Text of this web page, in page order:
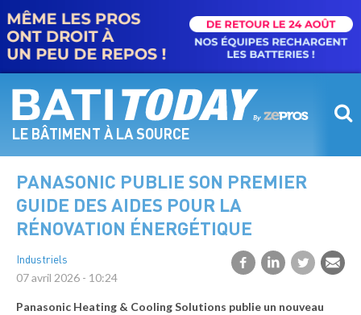
contenu
principal
LE BÂTIMENT À LA SOURCE
PANASONIC PUBLIE SON PREMIER
GUIDE DES AIDES POUR LA
RÉNOVATION ÉNERGÉTIQUE
Industriels
07 avril 2026 - 10:24
Panasonic Heating & Cooling Solutions publie un nouveau